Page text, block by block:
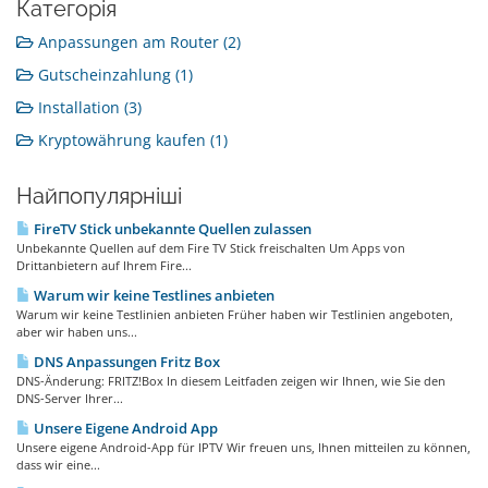
Категорія
Anpassungen am Router (2)
Gutscheinzahlung (1)
Installation (3)
Kryptowährung kaufen (1)
Найпопулярніші
FireTV Stick unbekannte Quellen zulassen
Unbekannte Quellen auf dem Fire TV Stick freischalten Um Apps von
Drittanbietern auf Ihrem Fire...
Warum wir keine Testlines anbieten
Warum wir keine Testlinien anbieten Früher haben wir Testlinien angeboten,
aber wir haben uns...
DNS Anpassungen Fritz Box
DNS-Änderung: FRITZ!Box In diesem Leitfaden zeigen wir Ihnen, wie Sie den
DNS-Server Ihrer...
Unsere Eigene Android App
Unsere eigene Android-App für IPTV Wir freuen uns, Ihnen mitteilen zu können,
dass wir eine...